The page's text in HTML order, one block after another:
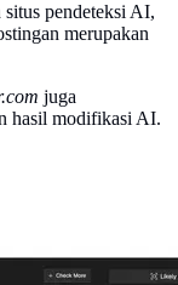
pendeteksi AI,
merupakan
juga
hasil modifikasi AI.